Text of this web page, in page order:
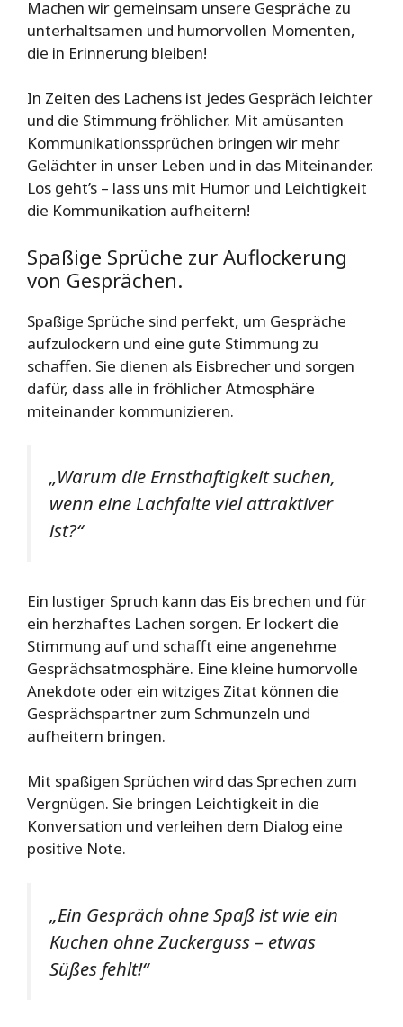
Machen wir gemeinsam unsere Gespräche zu
unterhaltsamen und humorvollen Momenten,
die in Erinnerung bleiben!
In Zeiten des Lachens ist jedes Gespräch leichter
und die Stimmung fröhlicher. Mit amüsanten
Kommunikationssprüchen bringen wir mehr
Gelächter in unser Leben und in das Miteinander.
Los geht’s – lass uns mit Humor und Leichtigkeit
die Kommunikation aufheitern!
Spaßige Sprüche zur Auflockerung
von Gesprächen.
Spaßige Sprüche sind perfekt, um Gespräche
aufzulockern und eine gute Stimmung zu
schaffen. Sie dienen als Eisbrecher und sorgen
dafür, dass alle in fröhlicher Atmosphäre
miteinander kommunizieren.
„Warum die Ernsthaftigkeit suchen,
wenn eine Lachfalte viel attraktiver
ist?“
Ein lustiger Spruch kann das Eis brechen und für
ein herzhaftes Lachen sorgen. Er lockert die
Stimmung auf und schafft eine angenehme
Gesprächsatmosphäre. Eine kleine humorvolle
Anekdote oder ein witziges Zitat können die
Gesprächspartner zum Schmunzeln und
aufheitern bringen.
Mit spaßigen Sprüchen wird das Sprechen zum
Vergnügen. Sie bringen Leichtigkeit in die
Konversation und verleihen dem Dialog eine
positive Note.
„Ein Gespräch ohne Spaß ist wie ein
Kuchen ohne Zuckerguss – etwas
Süßes fehlt!“